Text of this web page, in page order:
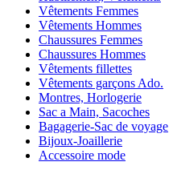
Vêtements Femmes
Vêtements Hommes
Chaussures Femmes
Chaussures Hommes
Vêtements fillettes
Vêtements garçons Ado.
Montres, Horlogerie
Sac a Main, Sacoches
Bagagerie-Sac de voyage
Bijoux-Joaillerie
Accessoire mode